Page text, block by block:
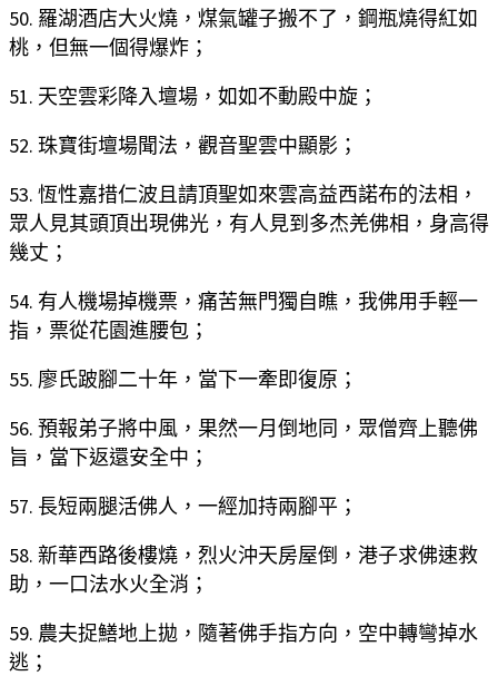
50. 羅湖酒店大火燒，煤氣罐子搬不了，鋼瓶燒得紅如
桃，但無一個得爆炸；
51. 天空雲彩降入壇場，如如不動殿中旋；
52. 珠寶街壇場聞法，觀音聖雲中顯影；
53. 恆性嘉措仁波且請頂聖如來雲高益西諾布的法相，
眾人見其頭頂出現佛光，有人見到多杰羌佛相，身高得
幾丈；
54. 有人機場掉機票，痛苦無門獨自瞧，我佛用手輕一
指，票從花園進腰包；
55. 廖氏跛腳二十年，當下一牽即復原；
56. 預報弟子將中風，果然一月倒地同，眾僧齊上聽佛
旨，當下返還安全中；
57. 長短兩腿活佛人，一經加持兩腳平；
58. 新華西路後樓燒，烈火沖天房屋倒，港子求佛速救
助，一口法水火全消；
59. 農夫捉鱔地上拋，隨著佛手指方向，空中轉彎掉水
逃；